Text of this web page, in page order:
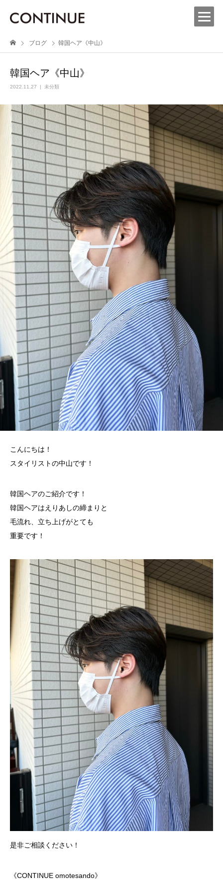
ブログ 韓国ヘア《中山》
韓国ヘア《中山》
2022.11.27 未分類
こんにちは！
スタイリストの中山です！
韓国ヘアのご紹介です！
韓国ヘアはえりあしの締まりと
毛流れ、立ち上げがとても
重要です！
是非ご相談ください！
《CONTINUE omotesando》